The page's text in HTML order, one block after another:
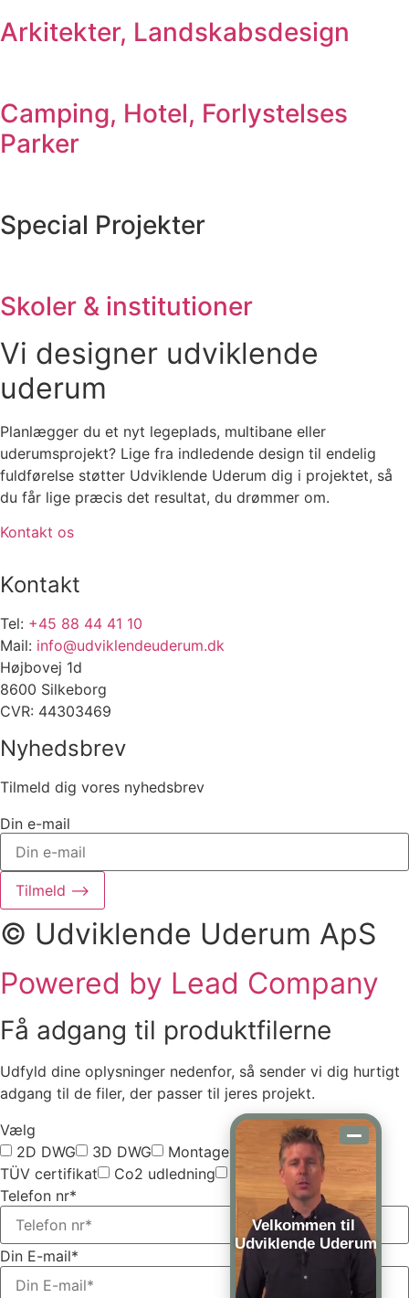
Arkitekter, Landskabsdesign
Camping, Hotel, Forlystelses
Parker
Special Projekter
Skoler & institutioner
Vi designer udviklende
uderum
Planlægger du et nyt legeplads, multibane eller
uderumsprojekt? Lige fra indledende design til endelig
fuldførelse støtter Udviklende Uderum dig i projektet, så
du får lige præcis det resultat, du drømmer om.
Kontakt os
Kontakt
Tel: +45 88 44 41 10
Mail: info@udviklendeuderum.dk
Højbovej 1d
8600 Silkeborg
CVR: 44303469
Nyhedsbrev
Tilmeld dig vores nyhedsbrev
Din e-mail
Tilmeld ⟶
© Udviklende Uderum ApS
Powered by Lead Company
Få adgang til produktfilerne
Udfyld dine oplysninger nedenfor, så sender vi dig hurtigt
adgang til de filer, der passer til jeres projekt.
Vælg
2D DWG
3D DWG
Montagevejledning
TÜV certifikat
Co2 udledning
Vælg alle
Telefon nr*
Din E-mail*
Velkommen til
Udviklende Uderum